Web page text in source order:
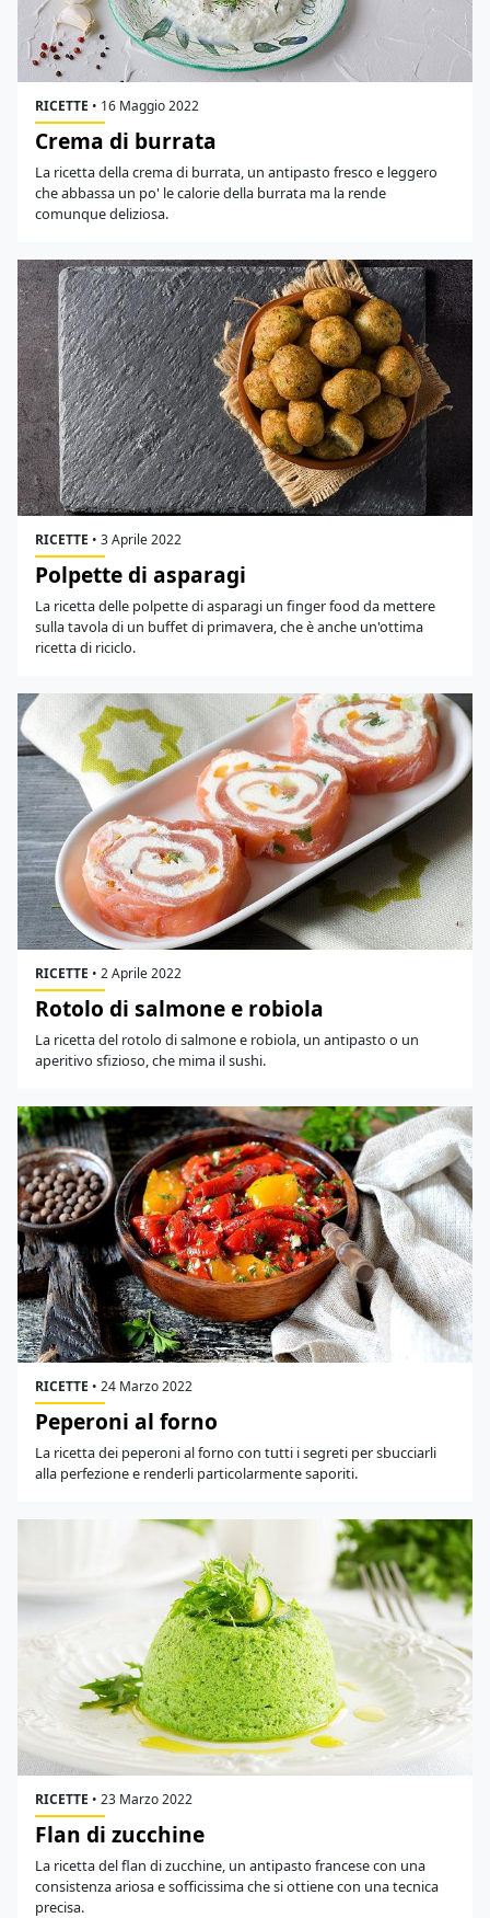
RICETTE • 16 Maggio 2022
Crema di burrata
La ricetta della crema di burrata, un antipasto fresco e leggero
che abbassa un po' le calorie della burrata ma la rende
comunque deliziosa.
RICETTE • 3 Aprile 2022
Polpette di asparagi
La ricetta delle polpette di asparagi un finger food da mettere
sulla tavola di un buffet di primavera, che è anche un'ottima
ricetta di riciclo.
RICETTE • 2 Aprile 2022
Rotolo di salmone e robiola
La ricetta del rotolo di salmone e robiola, un antipasto o un
aperitivo sfizioso, che mima il sushi.
RICETTE • 24 Marzo 2022
Peperoni al forno
La ricetta dei peperoni al forno con tutti i segreti per sbucciarli
alla perfezione e renderli particolarmente saporiti.
RICETTE • 23 Marzo 2022
Flan di zucchine
La ricetta del flan di zucchine, un antipasto francese con una
consistenza ariosa e sofficissima che si ottiene con una tecnica
precisa.